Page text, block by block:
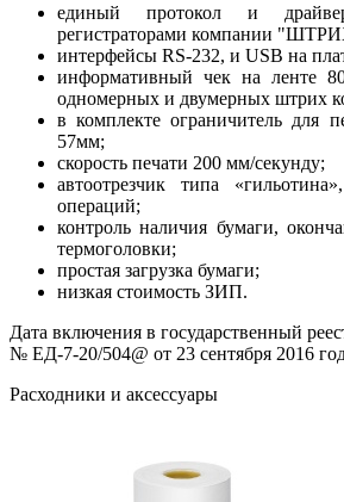
единый протокол и
регистраторами компании
интерфейсы RS-232, и USB на
информативный чек на ленте
одномерных и двумерных штрих
в комплекте ограничитель для
57мм;
скорость печати 200 мм/секунду;
автоотрезчик типа
операций;
контроль наличия бумаги,
термоголовки;
простая загрузка бумаги;
низкая стоимость ЗИП.
Дата включения в государственный
№ ЕД-7-20/504@ от 23 сентября 2016
Расходники и аксессуары